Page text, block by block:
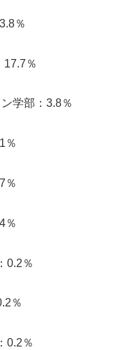
％
17.7％
学部：3.8％
％
％
％
0.2％
％
0.2％